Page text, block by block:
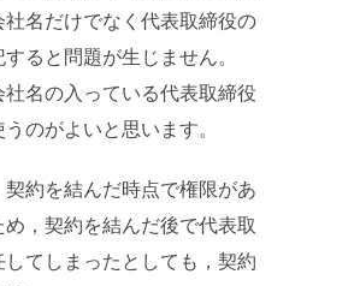
社名だけでなく代表取締役の
ると問題が生じません。
社名の入っている代表取締役
のがよいと思います。
契約を結んだ時点で権限があ
め，契約を結んだ後で代表取
してしまったとしても，契約